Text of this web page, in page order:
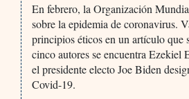
En febrero, la Organización
sobre la epidemia de coronavirus.
principios éticos en un artículo
cinco autores se encuentra Ezekiel
el presidente electo Joe Biden
Covid-19.